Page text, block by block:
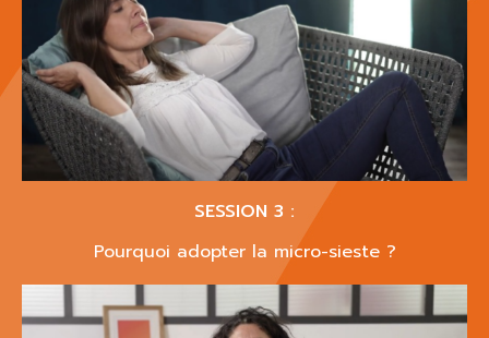
SESSION 3 :
Pourquoi adopter la micro-sieste ?